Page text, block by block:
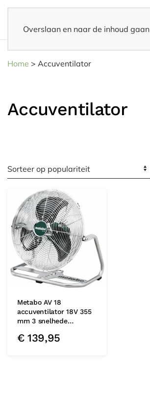
Overslaan en naar de inhoud gaan
Home > Accuventilator
Accuventilator
Metabo AV 18
accuventilator 18V 355
mm 3 snelhede…
€139,95